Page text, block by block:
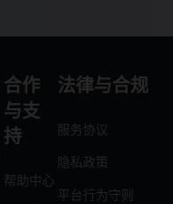
合作
与支
持
帮助中心
法律与合规
服务协议
隐私政策
平台行为守则